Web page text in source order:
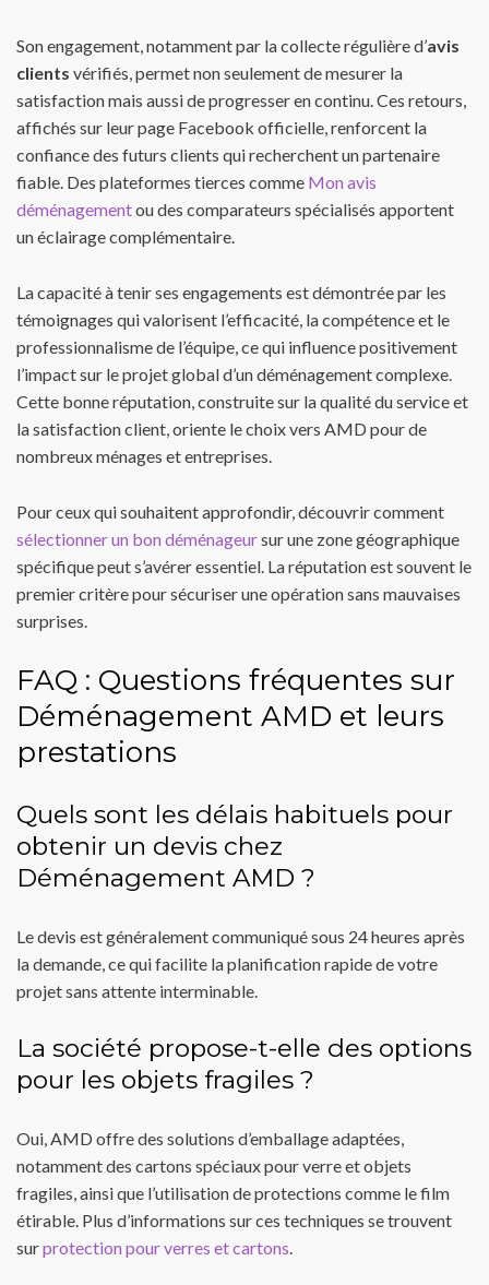
Son engagement, notamment par la collecte régulière d’avis
clients vérifiés, permet non seulement de mesurer la
satisfaction mais aussi de progresser en continu. Ces retours,
affichés sur leur page Facebook officielle, renforcent la
confiance des futurs clients qui recherchent un partenaire
fiable. Des plateformes tierces comme Mon avis
déménagementou des comparateurs spécialisés apportent
un éclairage complémentaire.
La capacité à tenir ses engagements est démontrée par les
témoignages qui valorisent l’efficacité, la compétence et le
professionnalisme de l’équipe, ce qui influence positivement
l’impact sur le projet global d’un déménagement complexe.
Cette bonne réputation, construite sur la qualité du service et
la satisfaction client, oriente le choix vers AMD pour de
nombreux ménages et entreprises.
Pour ceux qui souhaitent approfondir, découvrir comment
sélectionner un bon déménageursur une zone géographique
spécifique peut s’avérer essentiel. La réputation est souvent le
premier critère pour sécuriser une opération sans mauvaises
surprises.
FAQ : Questions fréquentes sur
Déménagement AMD et leurs
prestations
Quels sont les délais habituels pour
obtenir un devis chez
Déménagement AMD ?
Le devis est généralement communiqué sous 24 heures après
la demande, ce qui facilite la planification rapide de votre
projet sans attente interminable.
La société propose-t-elle des options
pour les objets fragiles ?
Oui, AMD offre des solutions d’emballage adaptées,
notamment des cartons spéciaux pour verre et objets
fragiles, ainsi que l’utilisation de protections comme le film
étirable. Plus d’informations sur ces techniques se trouvent
surprotection pour verres et cartons.